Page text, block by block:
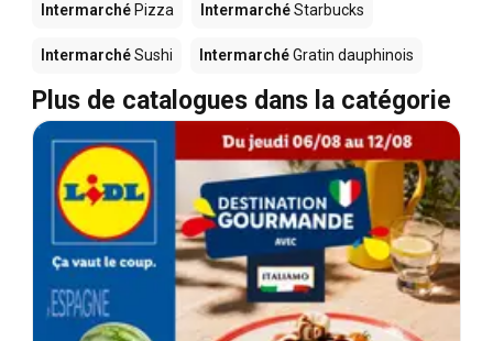
Intermarché Pizza IntermarchéStarbucks
IntermarchéSushi IntermarchéGratin dauphinois
Plus de catalogues dans la catégorie